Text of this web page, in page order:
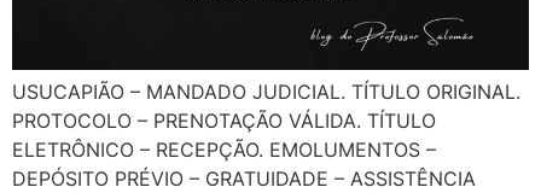
USUCAPIÃO – MANDADO JUDICIAL. TÍTULO ORIGINAL.
PROTOCOLO – PRENOTAÇÃO VÁLIDA. TÍTULO
ELETRÔNICO – RECEPÇÃO. EMOLUMENTOS –
DEPÓSITO PRÉVIO – GRATUIDADE – ASSISTÊNCIA